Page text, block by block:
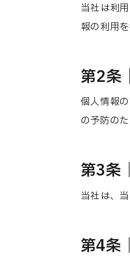
当社は利
報の利用
第2条
個人情報
の予防の
第3条
当社は、
第4条